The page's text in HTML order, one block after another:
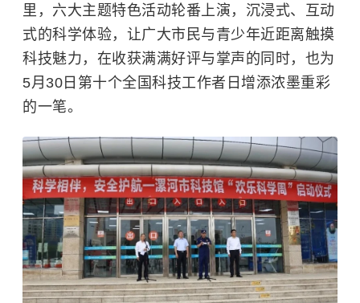
里，六大主题特色活动轮番上演，沉浸式、互动
式的科学体验，让广大市民与青少年近距离触摸
科技魅力，在收获满满好评与掌声的同时，也为
5月30日第十个全国科技工作者日增添浓墨重彩
的一笔。